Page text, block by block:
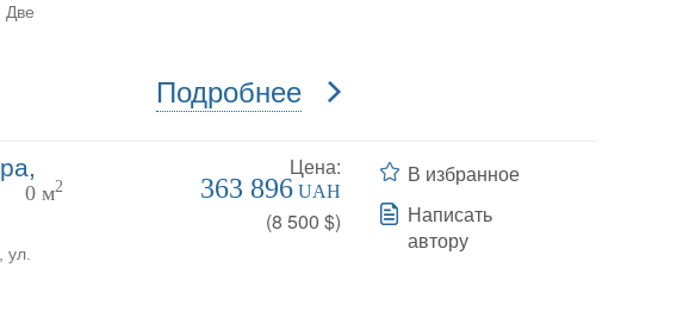
Две
Подробнее
0 м2
Цена:
363 896UAH
(8 500 $)
В избранное
Написать
автору